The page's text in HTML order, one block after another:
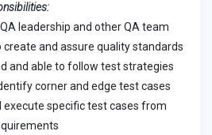
leadership and other QA team
and assure quality standards
and able to follow test strategies
corner and edge test cases
execute specific test cases from